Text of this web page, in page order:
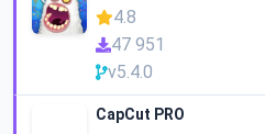
4.8
47 951
v5.4.0
CapCut PRO